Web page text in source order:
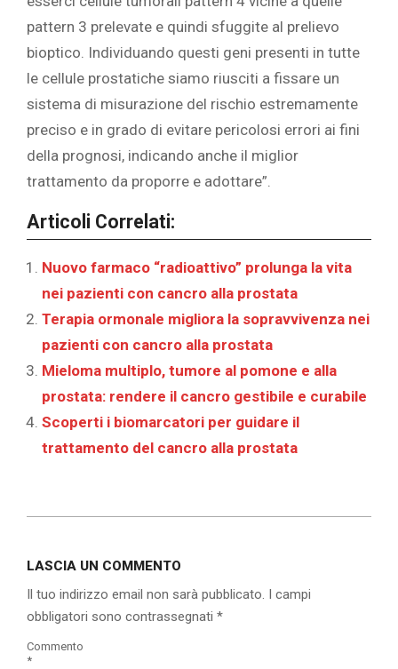
pattern 3 prelevate e quindi sfuggite al prelievo
bioptico. Individuando questi geni presenti in tutte
le cellule prostatiche siamo riusciti a fissare un
sistema di misurazione del rischio estremamente
preciso e in grado di evitare pericolosi errori ai fini
della prognosi, indicando anche il miglior
trattamento da proporre e adottare”.
Articoli Correlati:
Nuovo farmaco “radioattivo” prolunga la vita
nei pazienti con cancro alla prostata
Terapia ormonale migliora la sopravvivenza nei
pazienti con cancro alla prostata
Mieloma multiplo, tumore al pomone e alla
prostata: rendere il cancro gestibile e curabile
Scoperti i biomarcatori per guidare il
trattamento del cancro alla prostata
03
LASCIA UN COMMENTO
Il tuo indirizzo email non sarà pubblicato. I campi
obbligatori sono contrassegnati *
Commento
*